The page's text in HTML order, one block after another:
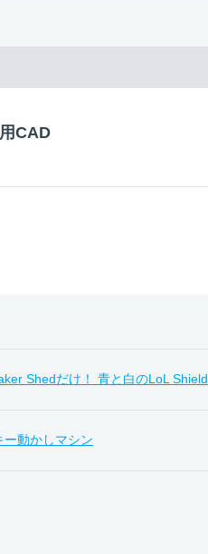
CAD
Shedだけ！ 青と白のLoL Shield
動かしマシン